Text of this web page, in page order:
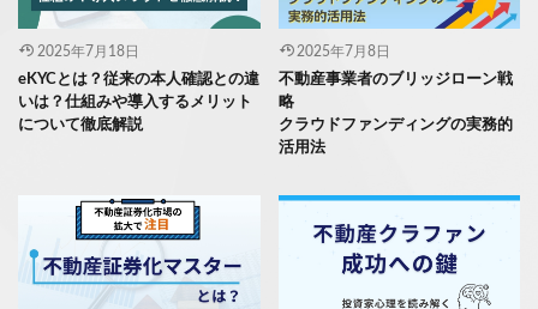
2025年7月18日
eKYCとは？従来の本人確認との違
いは？仕組みや導入するメリット
について徹底解説
2025年7月8日
不動産事業者のブリッジローン戦
略
クラウドファンディングの実務的
活用法